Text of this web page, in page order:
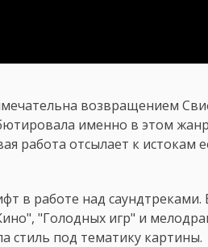
возвращением
именно в этом
работа отсылает к истокам
в работе над саундтреками.
"Голодных игр" и
стиль под тематику картины.